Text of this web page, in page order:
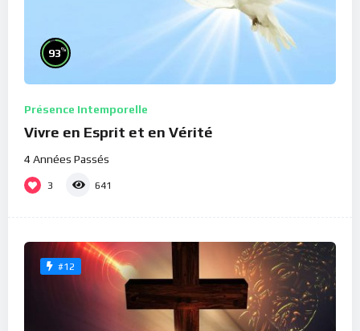
93%
Présence Intemporelle
Vivre en Esprit et en Vérité
4 Années Passés
3 641
#12